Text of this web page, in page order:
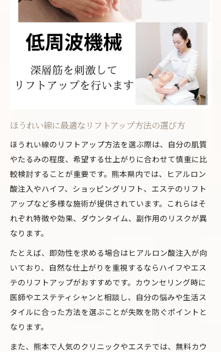
ヒアルロン酸などで叶う自然なリフトアッ
プ
ほうれい線治療の施術選びで知っておきた
いこと
熊本のリフトアップ施術が選ばれる理由と
は
熊本県で実感するリフトアップ効果の真相
る
体験者が語るリフトアップとほうれい線の
変化
ほうれい線改善で実感できるリフトアップ
の魅力
際
ほうれい線を改善したいあなたに選び方のヒン
ほうれい線施術選びで大切な基準と注意点
ほうれい線に最適なリフトアップ方法の選び方
ほうれい線のリフトアップ方法を選ぶ際は、自分の肌質
やたるみの程度、希望する仕上がりに合わせて慎重に比
較検討することが重要です。熊本県内では、ヒアルロン
酸注入やハイフ、ショッピングリフト、エステのリフト
アップなど多様な施術が提供されています。これらはそ
れぞれ特徴や効果、ダウンタイム、副作用のリスクが異
なります。
たとえば、即効性を求める場合はヒアルロン酸注入が向
いており、自然な仕上がりを重視するならハイフやエス
テのリフトアップがおすすめです。カウンセリング時に
医師やエステティシャンと相談し、自分の悩みや生活ス
タイルに合った方法を選ぶことが失敗を防ぐポイントと
なります。
また、熊本で人気のクリニックやエステでは、無料カウ